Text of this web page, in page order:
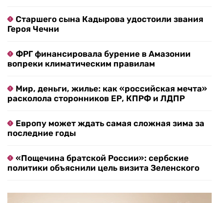
Старшего сына Кадырова удостоили звания
Героя Чечни
ФРГ финансировала бурение в Амазонии
вопреки климатическим правилам
Мир, деньги, жилье: как «российская мечта»
расколола сторонников ЕР, КПРФ и ЛДПР
Европу может ждать самая сложная зима за
последние годы
«Пощечина братской России»: сербские
политики объяснили цель визита Зеленского